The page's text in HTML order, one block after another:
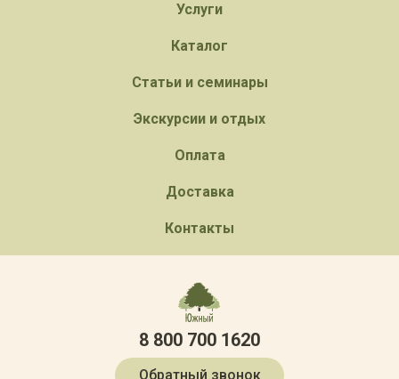
Услуги
Каталог
Статьи и семинары
Экскурсии и отдых
Оплата
Доставка
Контакты
8 800 700 1620
Обратный звонок